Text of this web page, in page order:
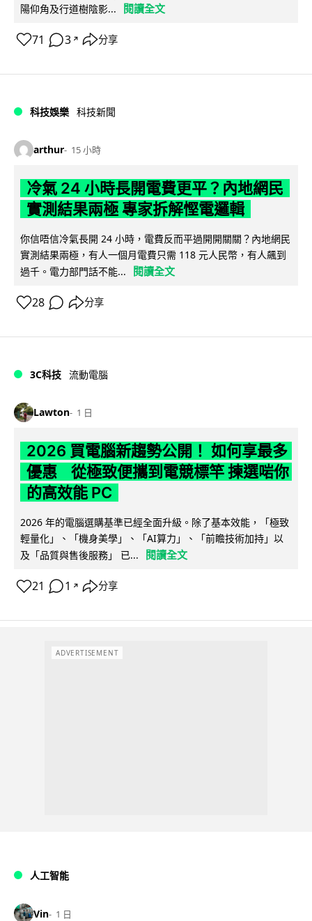
陽仰角及行道樹陰影...
閱讀全文
71 3 ↗ 分享
科技娛樂 科技新聞
arthur 15 小時
冷氣 24 小時長開電費更平？內地網民
實測結果兩極 專家拆解慳電邏輯
你信唔信冷氣長開 24 小時，電費反而平過開開關關？內地網民
實測結果兩極，有人一個月電費只需 118 元人民幣，有人飆到
過千。電力部門話不能...
閱讀全文
28 分享
3C科技 流動電腦
Lawton 1 日
2026 買電腦新趨勢公開！ 如何享最多
優惠 從極致便攜到電競標竿 揀選啱你
的高效能 PC
2026 年的電腦選購基準已經全面升級。除了基本效能，「極致
輕量化」、「機身美學」、「AI算力」、「前瞻技術加持」以
及「品質與售後服務」 已...
閱讀全文
21 1 ↗ 分享
ADVERTISEMENT
人工智能
Vin 1 日